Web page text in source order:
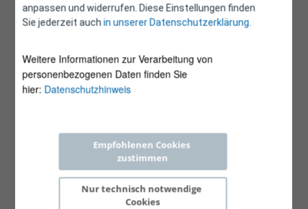
anpassen und widerrufen. Diese Einstellungen finden
Sie jederzeit auchin unserer Datenschutzerklärung.
Weitere Informationen zur Verarbeitung von
personenbezogenen Daten finden Sie
hier: Datenschutzhinweis
Empfohlenen Cookies
zustimmen
Nur technisch notwendige
Cookies